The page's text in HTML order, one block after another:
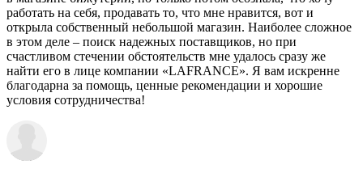
работать на себя, продавать то, что мне нравится, вот и
открыла собственный небольшой магазин. Наиболее сложное
в этом деле – поиск надежных поставщиков, но при
счастливом стечении обстоятельств мне удалось сразу же
найти его в лице компании «LAFRANCE». Я вам искренне
благодарна за помощь, ценные рекомендации и хорошие
условия сотрудничества!